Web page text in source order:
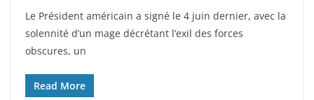
Le Président américain a signé le 4 juin dernier, avec la
solennité d’un mage décrétant l’exil des forces
obscures, un
Read More